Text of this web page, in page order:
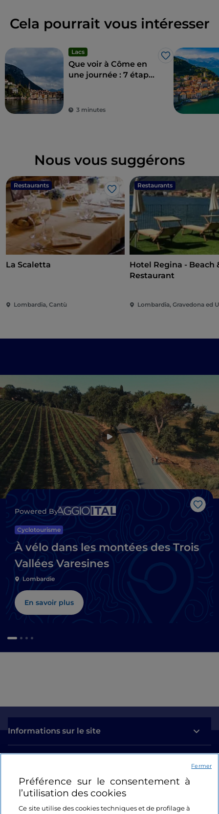
Cela pourrait vous intéresser
Lacs
J’aime
Que voir à Côme en
une journée : 7 étapes
3 minutes
Nous vous suggérons
Restaurants
J’aime
La Scaletta
Lombardia, Cantù
Restaurants
Hotel Regina - Beach
Restaurant
Lombardia, Gravedona ed
Powered By
Cyclotourisme
À vélo dans les montées des Trois
Vallées Varesines
Lombardie
En savoir plus
Informations sur le site
Se connecter
Suivez-nous
Préférence sur le consentement à
l’utilisation des cookies
Ce site utilise des cookies techniques et de profilage à
Fermer